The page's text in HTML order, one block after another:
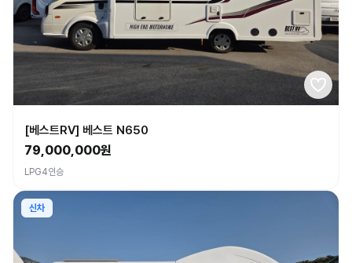
[베스트RV] 베스트 N650
79,000,000원
LPG4인승
신차